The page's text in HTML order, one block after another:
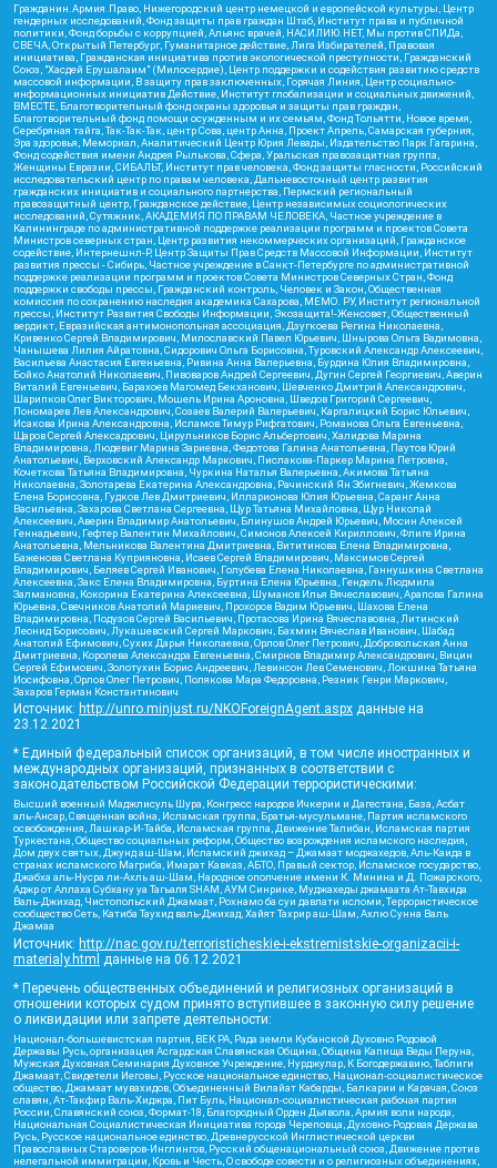
Гражданин.Армия.Право, Нижегородский центр немецкой и европейской культуры, Центр
гендерных исследований, Фонд защиты прав граждан Штаб, Институт права и публичной
политики, Фонд борьбы с коррупцией, Альянс врачей, НАСИЛИЮ.НЕТ, Мы против СПИДа,
СВЕЧА, Открытый Петербург, Гуманитарное действие, Лига Избирателей, Правовая
инициатива, Гражданская инициатива против экологической преступности, Гражданский
Союз, "Хасдей Ерушалаим" (Милосердие), Центр поддержки и содействия развитию средств
массовой информации, В защиту прав заключенных, Горячая Линия, Центр социально-
информационных инициатив Действие, Институт глобализации и социальных движений,
ВМЕСТЕ, Благотворительный фонд охраны здоровья и защиты прав граждан,
Благотворительный фонд помощи осужденным и их семьям, Фонд Тольятти, Новое время,
Серебряная тайга, Так-Так-Так, центр Сова, центр Анна, Проект Апрель, Самарская губерния,
Эра здоровья, Мемориал, Аналитический Центр Юрия Левады, Издательство Парк Гагарина,
Фонд содействия имени Андрея Рылькова, Сфера, Уральская правозащитная группа,
Женщины Евразии, СИБАЛЬТ, Институт прав человека, Фонд защиты гласности, Российский
исследовательский центр по правам человека, Дальневосточный центр развития
гражданских инициатив и социального партнерства, Пермский региональный
правозащитный центр, Гражданское действие, Центр независимых социологических
исследований, Сутяжник, АКАДЕМИЯ ПО ПРАВАМ ЧЕЛОВЕКА, Частное учреждение в
Калининграде по административной поддержке реализации программ и проектов Совета
Министров северных стран, Центр развития некоммерческих организаций, Гражданское
содействие, Интернешнл-Р, Центр Защиты Прав Средств Массовой Информации, Институт
развития прессы - Сибирь, Частное учреждение в Санкт-Петербурге по административной
поддержке реализации программ и проектов Совета Министров Северных Стран, Фонд
поддержки свободы прессы, Гражданский контроль, Человек и Закон, Общественная
комиссия по сохранению наследия академика Сахарова, МЕМО. РУ, Институт региональной
прессы, Институт Развития Свободы Информации, Экозащита!-Женсовет, Общественный
вердикт, Евразийская антимонопольная ассоциация, Дзугкоева Регина Николаевна,
Кривенко Сергей Владимирович, Милославский Павел Юрьевич, Шнырова Ольга Вадимовна,
Чанышева Лилия Айратовна, Сидорович Ольга Борисовна, Туровский Александр Алексеевич,
Васильева Анастасия Евгеньевна, Ривина Анна Валерьевна, Бурдина Юлия Владимировна,
Бойко Анатолий Николаевич, Пивоваров Андрей Сергеевич, Дугин Сергей Георгиевич, Аверин
Виталий Евгеньевич, Барахоев Магомед Бекханович, Шевченко Дмитрий Александрович,
Шарипков Олег Викторович, Мошель Ирина Ароновна, Шведов Григорий Сергеевич,
Пономарев Лев Александрович, Созаев Валерий Валерьевич, Каргалицкий Борис Юльевич,
Исакова Ирина Александровна, Исламов Тимур Рифгатович, Романова Ольга Евгеньевна,
Щаров Сергей Алексадрович, Цирульников Борис Альбертович, Халидова Марина
Владимировна, Людевиг Марина Зариевна, Федотова Галина Анатольевна, Паутов Юрий
Анатольевич, Верховский Александр Маркович, Пислакова-Паркер Марина Петровна,
Кочеткова Татьяна Владимировна, Чуркина Наталья Валерьевна, Акимова Татьяна
Николаевна, Золотарева Екатерина Александровна, Рачинский Ян Збигневич, Жемкова
Елена Борисовна, Гудков Лев Дмитриевич, Илларионова Юлия Юрьевна, Саранг Анна
Васильевна, Захарова Светлана Сергеевна, Щур Татьяна Михайловна, Щур Николай
Алексеевич, Аверин Владимир Анатольевич, Блинушов Андрей Юрьевич, Мосин Алексей
Геннадьевич, Гефтер Валентин Михайлович, Симонов Алексей Кириллович, Флиге Ирина
Анатольевна, Мельникова Валентина Дмитриевна, Вититинова Елена Владимировна,
Баженова Светлана Куприяновна, Исаев Сергей Владимирович, Максимов Сергей
Владимирович, Беляев Сергей Иванович, Голубева Елена Николаевна, Ганнушкина Светлана
Алексеевна, Закс Елена Владимировна, Буртина Елена Юрьевна, Гендель Людмила
Залмановна, Кокорина Екатерина Алексеевна, Шуманов Илья Вячеславович, Арапова Галина
Юрьевна, Свечников Анатолий Мариевич, Прохоров Вадим Юрьевич, Шахова Елена
Владимировна, Подузов Сергей Васильевич, Протасова Ирина Вячеславовна, Литинский
Леонид Борисович, Лукашевский Сергей Маркович, Бахмин Вячеслав Иванович, Шабад
Анатолий Ефимович, Сухих Дарья Николаевна, Орлов Олег Петрович, Добровольская Анна
Дмитриевна, Королева Александра Евгеньевна, Смирнов Владимир Александрович, Вицин
Сергей Ефимович, Золотухин Борис Андреевич, Левинсон Лев Семенович, Локшина Татьяна
Иосифовна, Орлов Олег Петрович, Полякова Мара Федоровна, Резник Генри Маркович,
Захаров Герман Константинович
Источник: http://unro.minjust.ru/NKOForeignAgent.aspx данные на
23.12.2021
* Единый федеральный список организаций, в том числе иностранных и
международных организаций, признанных в соответствии с
законодательством Российской Федерации террористическими:
Высший военный Маджлисуль Шура, Конгресс народов Ичкерии и Дагестана, База, Асбат
аль-Ансар, Священная война, Исламская группа, Братья-мусульмане, Партия исламского
освобождения, Лашкар-И-Тайба, Исламская группа, Движение Талибан, Исламская партия
Туркестана, Общество социальных реформ, Общество возрождения исламского наследия,
Дом двух святых, Джунд аш-Шам, Исламский джихад – Джамаат моджахедов, Аль-Каида в
странах исламского Магриба, Имарат Кавказ, АБТО, Правый сектор, Исламское государство,
Джабха аль-Нусра ли-Ахль аш-Шам, Народное ополчение имени К. Минина и Д. Пожарского,
Аджр от Аллаха Субхану уа Тагьаля SHAM, АУМ Синрике, Муджахеды джамаата Ат-Тавхида
Валь-Джихад, Чистопольский Джамаат, Рохнамо ба суи давлати исломи, Террористическое
сообщество Сеть, Катиба Таухид валь-Джихад, Хайят Тахрир аш-Шам, Ахлю Сунна Валь
Джамаа
Источник: http://nac.gov.ru/terroristicheskie-i-ekstremistskie-organizacii-i-
materialy.html данные на 06.12.2021
* Перечень общественных объединений и религиозных организаций в
отношении которых судом принято вступившее в законную силу решение
о ликвидации или запрете деятельности:
Национал-большевистская партия, ВЕК РА, Рада земли Кубанской Духовно Родовой
Державы Русь, организация Асгардская Славянская Община, Община Капища Веды Перуна,
Мужская Духовная Семинария Духовное Учреждение, Нурджулар, К Богодержавию, Таблиги
Джамаат, Свидетели Иеговы, Русское национальное единство, Национал-социалистическое
общество, Джамаат мувахидов, Объединенный Вилайат Кабарды, Балкарии и Карачая, Союз
славян, Ат-Такфир Валь-Хиджра, Пит Буль, Национал-социалистическая рабочая партия
России, Славянский союз, Формат-18, Благородный Орден Дьявола, Армия воли народа,
Национальная Социалистическая Инициатива города Череповца, Духовно-Родовая Держава
Русь, Русское национальное единство, Древнерусской Инглистической церкви
Православных Староверов-Инглингов, Русский общенациональный союз, Движение против
нелегальной иммиграции, Кровь и Честь, О свободе совести и о религиозных объединениях,